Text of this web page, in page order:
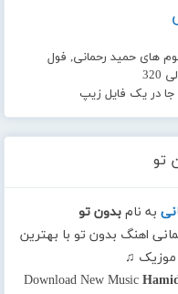
های حمید رحمانی, فول
جا در یک فایل زیپ
تو
به نامبدون تو
اهنگ بدون تو با بهترین
موزیک ♫
Download New Music